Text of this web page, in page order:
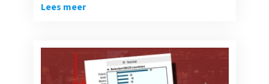
Lees meer